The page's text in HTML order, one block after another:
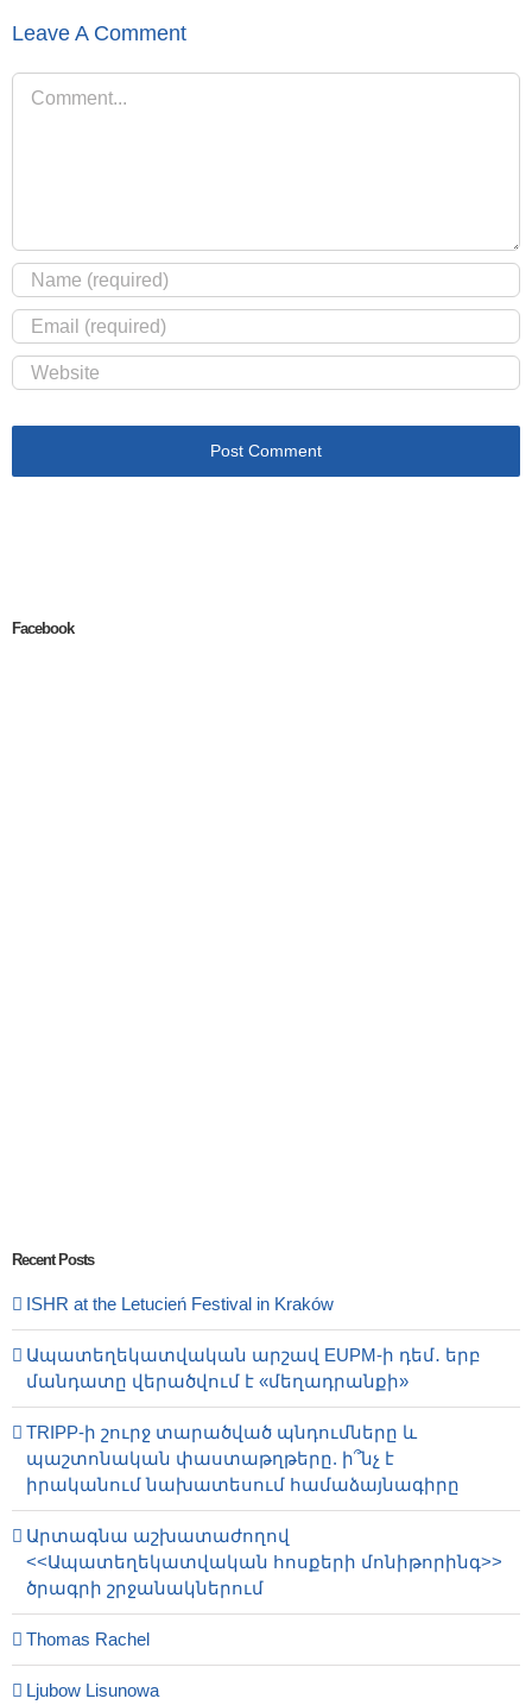
Leave A Comment
Comment
Facebook
Recent Posts
ISHR at the Letucień Festival in Kraków
Ապատեղեկատվական արշավ EUPM-ի դեմ․ երբ
մանդատը վերածվում է «մեղադրանքի»
TRIPP-ի շուրջ տարածված պնդումները և
պաշտոնական փաստաթղթերը. ի՞նչ է
իրականում նախատեսում համաձայնագիրը
Արտագնա աշխատաժողով
<<Ապատեղեկատվական հոսքերի մոնիթորինգ>>
ծրագրի շրջանակներում
Thomas Rachel
Ljubow Lisunowa